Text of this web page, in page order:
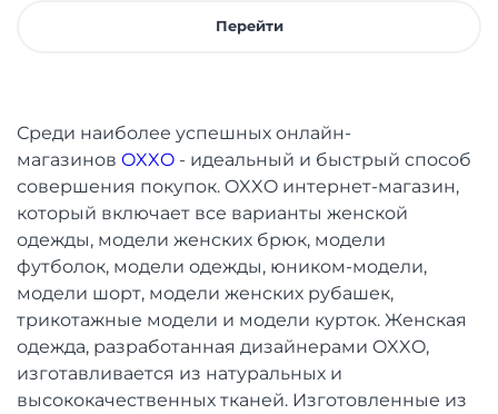
Перейти
Среди наиболее успешных онлайн-
магазинов OXXO - идеальный и быстрый способ
совершения покупок. OXXO интернет-магазин,
который включает все варианты женской
одежды, модели женских брюк, модели
футболок, модели одежды, юником-модели,
модели шорт, модели женских рубашек,
трикотажные модели и модели курток. Женская
одежда, разработанная дизайнерами OXXO,
изготавливается из натуральных и
высококачественных тканей. Изготовленные из